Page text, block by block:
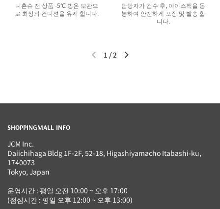
니혼슈 전 상품 -5℃ 빙온 보관으
로 최상의 컨디션을 유지 합니다.
담당자가 검수 후, 아이스팩을 동
봉하여 안전하게 포장 및 발송 합
니다.
이전 슬라이드다음 슬라이드
1 /2
SHOPPINGMALL INFO
JCM Inc.
Daiichihaga Bldg 1F-2F, 52-18, Higashiyamacho Itabashi-ku,
1740073
Tokyo, Japan
운영시간 : 평일 오전 10:00 ~ 오후 17:00
(점심시간 : 평일 오후 12:00 ~ 오후 13:00)